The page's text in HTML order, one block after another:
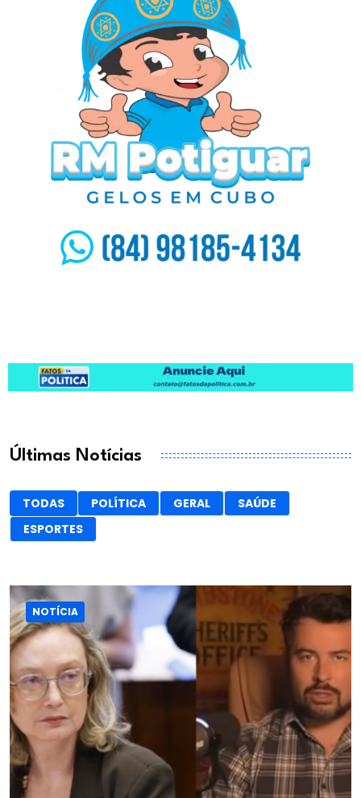
Últimas Notícias
TODAS POLÍTICA GERAL
SAÚDE
ESPORTES
NOTÍCIA